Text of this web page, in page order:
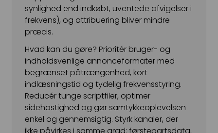
PAID SEARCH
Google Ads
Display annoncering
YouTube annoncering
Google shopping
Bing Ads
E-MAIL MARKETING
synlighed end indkøbt, uventede afvigelser i
frekvens), og attribuering bliver mindre
præcis.
Hvad kan du gøre? Prioritér bruger- og
indholdsvenlige annonceformater med
begrænset påtrængenhed, kort
indlæsningstid og tydelig frekvensstyring.
Reducér tunge scriptfiler, optimer
sidehastighed og gør samtykkeoplevelsen
enkel og gennemsigtig. Styrk kanaler, der
ikke påvirkes i samme grad: førstepartsdata,